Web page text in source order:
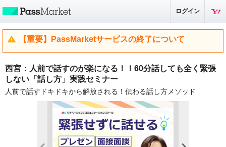
ログイン
【重要】PassMarketサービスの終了について
西宮：人前で話すのが楽になる！！60分話しても全く緊張
しない「話し方」実践セミナー
人前で話すドキドキから解放される！伝わる話し方メソッド